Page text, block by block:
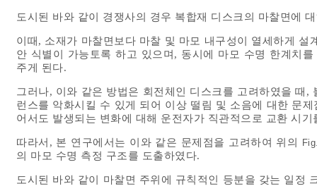
도시된 바와 같이 경쟁사의 경우 복합재 디스크의 마찰면에
이때, 소재가 마찰면보다 마찰 및 마모 내구성이 열세하게
안 식별이 가능토록 하고 있으며, 동시에 마모 수명 한계치
주게 된다.
그러나, 이와 같은 방법은 회전체인 디스크를 고려하였을 때
런스를 악화시킬 수 있게 되어 이상 떨림 및 소음에 대한 문
어서도 발생되는 변화에 대해 운전자가 직관적으로 교환 시
따라서, 본 연구에서는 이와 같은 문제점을 고려하여 위의
의 마모 수명 측정 구조를 도출하였다.
도시된 바와 같이 마찰면 주위에 규칙적인 등분을 갖는 일정